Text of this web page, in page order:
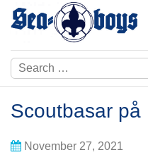
Skip
Search
for:
Scoutbasar på
November 27, 2021